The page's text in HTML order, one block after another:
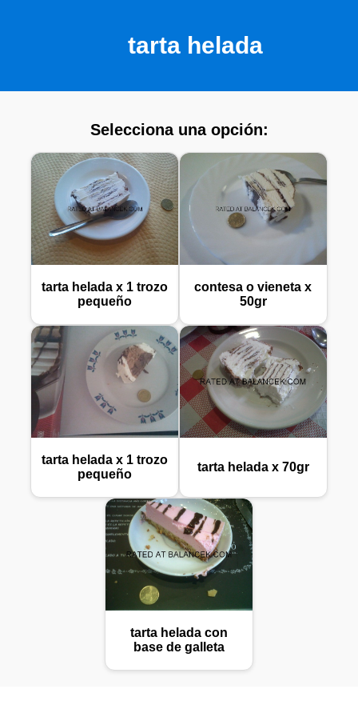
tarta helada
Selecciona una opción:
tarta helada x 1 trozo
pequeño
contesa o vieneta x
50gr
tarta helada x 1 trozo
pequeño
tarta helada x 70gr
tarta helada con
base de galleta